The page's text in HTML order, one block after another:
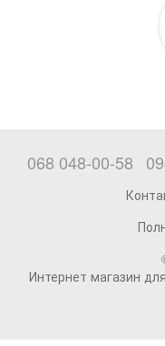
068 048-00-58
Интернет магазин